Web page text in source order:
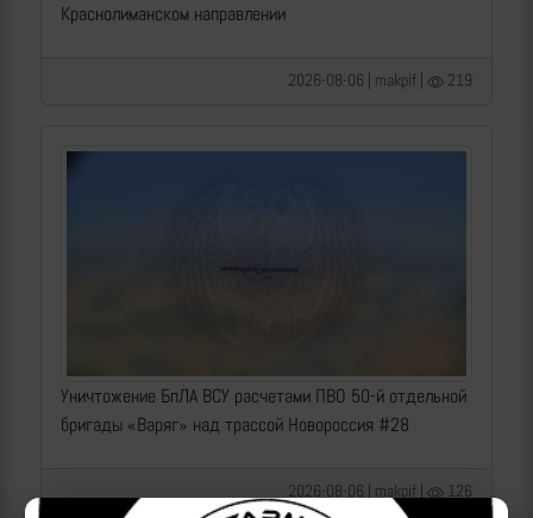
Краснолиманском направлении
2026-08-06 | makpif | 219
Уничтожение БпЛА ВСУ расчетами ПВО 50-й отдельной
бригады «Варяг» над трассой Новороссия #28
2026-08-06 | makpif | 126